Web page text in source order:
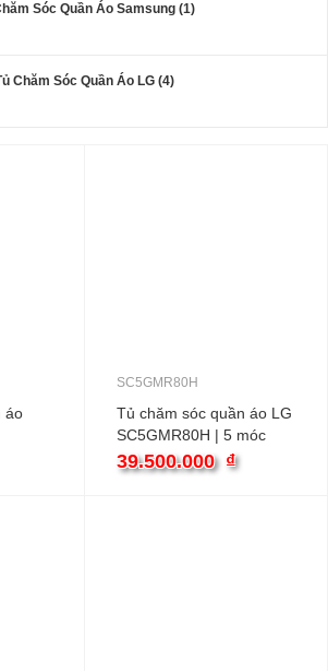
Sóc Quần Áo Samsung (1)
Chăm Sóc Quần Áo LG (4)
áo
| 3
SC5GMR80H
Tủ chăm sóc quần áo LG
SC5GMR80H | 5 móc
39.500.000 ₫